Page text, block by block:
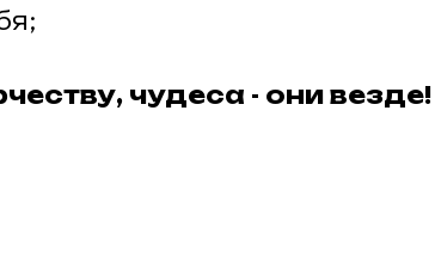
чудеса - они везде!